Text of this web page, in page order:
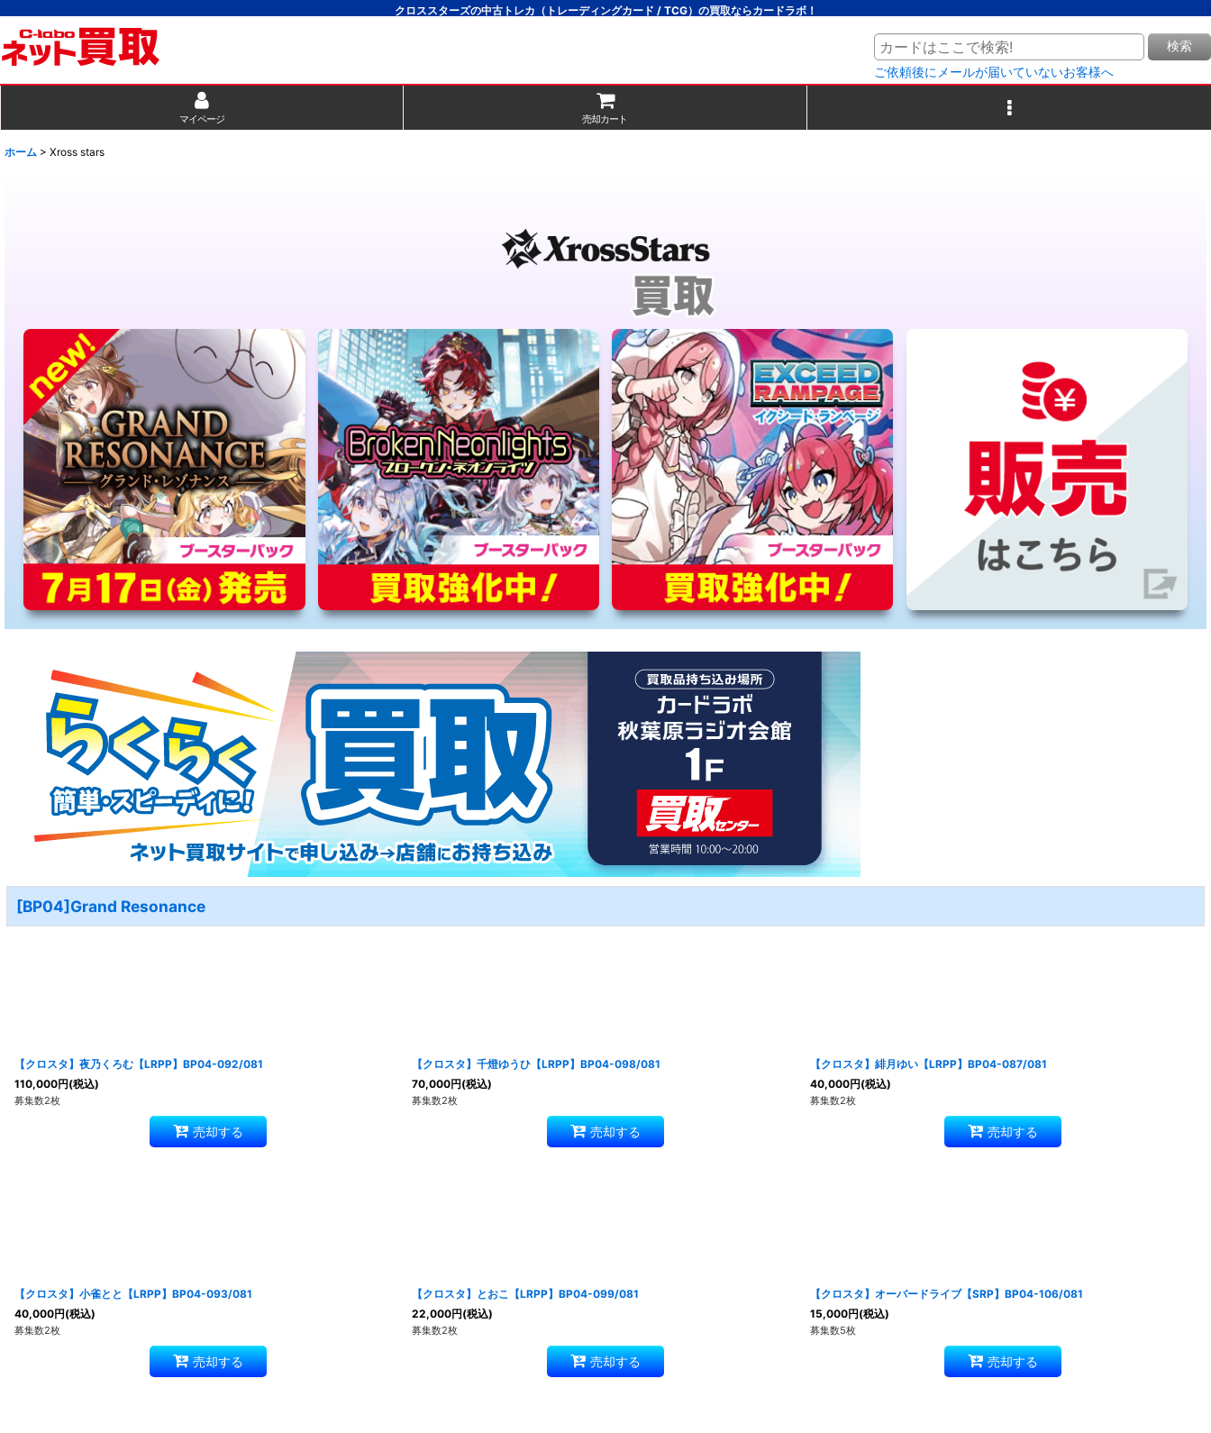
クロススターズの中古トレカ（トレーディングカード / TCG）の買取ならカードラボ！
検索
ご依頼後にメールが届いていないお客様へ
マイページ 売却カート
ホーム > Xross stars
[BP04]Grand Resonance
【クロスタ】夜乃くろむ【LRPP】BP04-092/081
110,000円(税込)
募集数2枚
売却する
【クロスタ】千燈ゆうひ【LRPP】BP04-098/081
70,000円(税込)
募集数2枚
売却する
【クロスタ】緋月ゆい【LRPP】BP04-087/081
40,000円(税込)
募集数2枚
売却する
【クロスタ】小雀とと【LRPP】BP04-093/081
40,000円(税込)
募集数2枚
売却する
【クロスタ】とおこ【LRPP】BP04-099/081
22,000円(税込)
募集数2枚
売却する
【クロスタ】オーバードライブ【SRP】BP04-106/081
15,000円(税込)
募集数5枚
売却する